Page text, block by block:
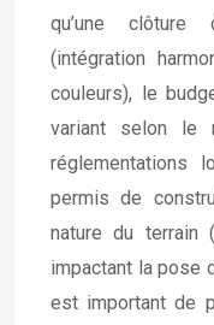
qu’une clôture
(intégration
couleurs), le
variant selon le
réglementations
permis de
nature du terrain
impactant la pose
est important de